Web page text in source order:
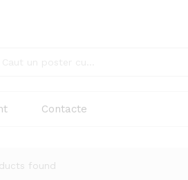
Contacte
found